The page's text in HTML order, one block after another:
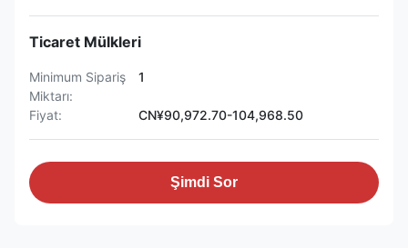
Ticaret Mülkleri
Minimum Sipariş
Miktarı:
1
Fiyat: CN¥90,972.70-104,968.50
Şimdi Sor